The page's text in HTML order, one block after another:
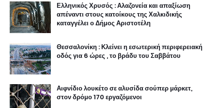
Ελληνικός Χρυσός : Αλαζονεία και απαξίωση
απέναντι στους κατοίκους της Χαλκιδικής
καταγγέλει ο Δήμος Αριστοτέλη
Θεσσαλονίκη : Κλείνει η εσωτερική περιφερειακή
οδός για 6 ώρες , το βράδυ του Σαββάτου
Αιφνίδιο λουκέτο σε αλυσίδα σούπερ μάρκετ,
στον δρόμο 170 εργαζόμενοι